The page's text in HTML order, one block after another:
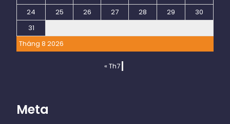
Tháng 8 2026
24
25 26 27 28 29
30
31
« Th7
Meta